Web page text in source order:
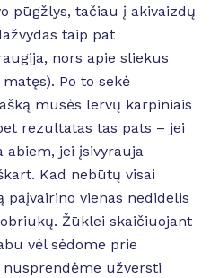
pūgžlys, tačiau į akivaizdų
taip pat
nors apie sliekus
Po to sekė
musės lervų karpiniais
rezultatas tas pats – jei
abiem, jei įsivyrauja
Kad nebūtų visai
paįvairino vienas nedidelis
Žūklei skaičiuojant
vėl sėdome prie
užversti